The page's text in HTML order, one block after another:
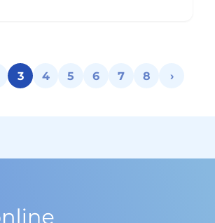
3 4 5 6 7 8 ›